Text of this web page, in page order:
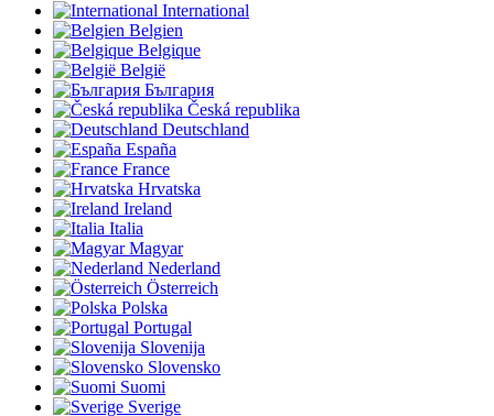
International
Belgien
Belgique
België
България
Česká republika
Deutschland
España
France
Hrvatska
Ireland
Italia
Magyar
Nederland
Österreich
Polska
Portugal
Slovenija
Slovensko
Suomi
Sverige